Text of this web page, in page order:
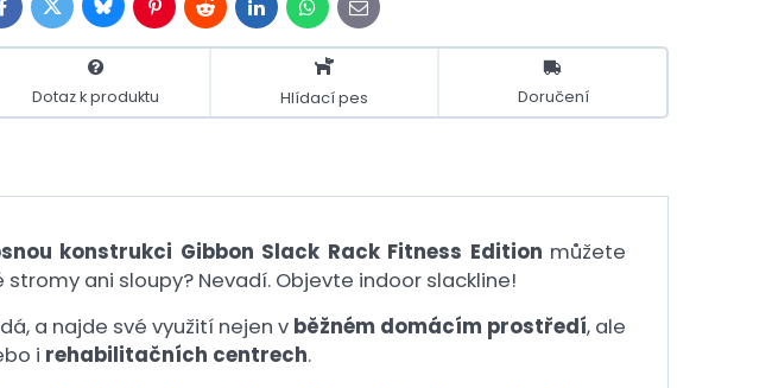
FacebookTwitterBlueskyPinterestRedditLinkedInWhatsApp
E-
mail
Dotaz k produktu Hlídací pes Doručení
konstrukci Gibbon Slack Rack Fitness Edition můžete
ani sloupy? Nevadí. Objevte indoor slackline!
a najde své využití nejen v běžném domácím prostředí, ale
i rehabilitačních centrech.